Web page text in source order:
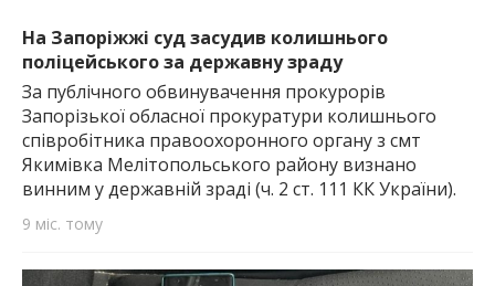
міста Запоріжжя та області.
На Запоріжжі суд засудив колишнього
поліцейського за державну зраду
За публічного обвинувачення прокурорів
Запорізької обласної прокуратури колишнього
співробітника правоохоронного органу з смт
Якимівка Мелітопольського району визнано
винним у державній зраді (ч. 2 ст. 111 КК України).
9 міс. тому